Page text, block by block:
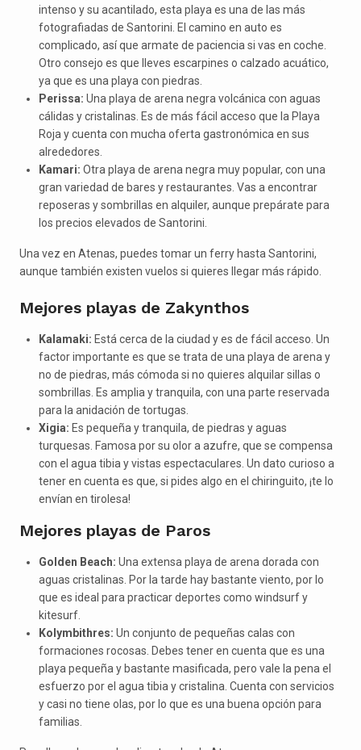
intenso y su acantilado, esta playa es una de las más
fotografiadas de Santorini. El camino en auto es
complicado, así que armate de paciencia si vas en coche.
Otro consejo es que lleves escarpines o calzado acuático,
ya que es una playa con piedras.
Perissa: Una playa de arena negra volcánica con aguas
cálidas y cristalinas. Es de más fácil acceso que la Playa
Roja y cuenta con mucha oferta gastronómica en sus
alrededores.
Kamari: Otra playa de arena negra muy popular, con una
gran variedad de bares y restaurantes. Vas a encontrar
reposeras y sombrillas en alquiler, aunque prepárate para
los precios elevados de Santorini.
Una vez en Atenas, puedes tomar un ferry hasta Santorini,
aunque también existen vuelos si quieres llegar más rápido.
Mejores playas de Zakynthos
Kalamaki: Está cerca de la ciudad y es de fácil acceso. Un
factor importante es que se trata de una playa de arena y
no de piedras, más cómoda si no quieres alquilar sillas o
sombrillas. Es amplia y tranquila, con una parte reservada
para la anidación de tortugas.
Xigia: Es pequeña y tranquila, de piedras y aguas
turquesas. Famosa por su olor a azufre, que se compensa
con el agua tibia y vistas espectaculares. Un dato curioso a
tener en cuenta es que, si pides algo en el chiringuito, ¡te lo
envían en tirolesa!
Mejores playas de Paros
Golden Beach: Una extensa playa de arena dorada con
aguas cristalinas. Por la tarde hay bastante viento, por lo
que es ideal para practicar deportes como windsurf y
kitesurf.
Kolymbithres: Un conjunto de pequeñas calas con
formaciones rocosas. Debes tener en cuenta que es una
playa pequeña y bastante masificada, pero vale la pena el
esfuerzo por el agua tibia y cristalina. Cuenta con servicios
y casi no tiene olas, por lo que es una buena opción para
familias.